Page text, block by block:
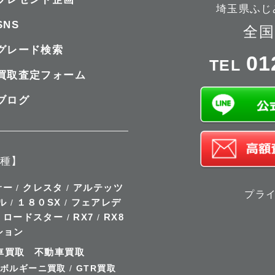
レード検索
取査定フォーム
ログ
】
ー / クレスタ / アルテッツ
/ １８０SX / フェアレデ
ロードスター / RX7 / RX8
ョン
買取
不動車買取
ルギーニ買取 / GTR買取
埼玉県ふ
全
TEL
プラ